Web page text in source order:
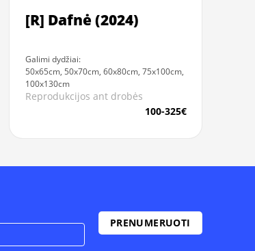
[R] Dafnė (2024)
Galimi dydžiai:
50x65cm, 50x70cm, 60x80cm, 75x100cm,
100x130cm
Reprodukcijos ant drobės
100-325€